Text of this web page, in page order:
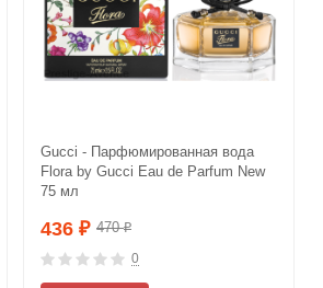
Gucci - Парфюмированная вода
Flora by Gucci Eau de Parfum New
75 мл
436 ₽ 470₽
0